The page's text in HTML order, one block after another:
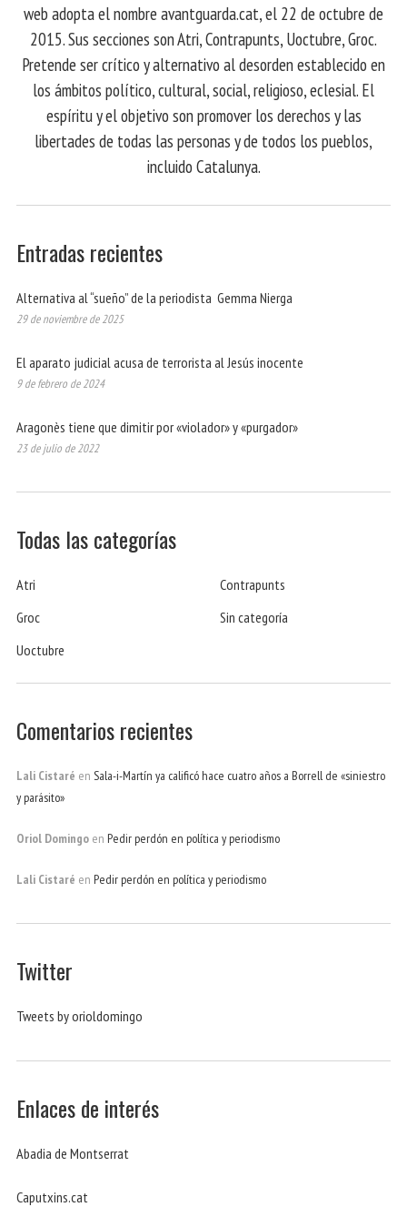
web adopta el nombre avantguarda.cat, el 22 de octubre de
2015. Sus secciones son Atri, Contrapunts, Uoctubre, Groc.
Pretende ser crítico y alternativo al desorden establecido en
los ámbitos político, cultural, social, religioso, eclesial. El
espíritu y el objetivo son promover los derechos y las
libertades de todas las personas y de todos los pueblos,
incluido Catalunya.
Entradas recientes
Alternativa al “sueño” de la periodista Gemma Nierga
29 de noviembre de 2025
El aparato judicial acusa de terrorista al Jesús inocente
9 de febrero de 2024
Aragonès tiene que dimitir por «violador» y «purgador»
23 de julio de 2022
Todas las categorías
Atri
Contrapunts
Groc
Sin categoría
Uoctubre
Comentarios recientes
Lali Cistaré en Sala-i-Martín ya calificó hace cuatro años a Borrell de «siniestro
y parásito»
Oriol Domingo en Pedir perdón en política y periodismo
Lali Cistaré en Pedir perdón en política y periodismo
Twitter
Tweets by orioldomingo
Enlaces de interés
Abadia de Montserrat
Caputxins.cat